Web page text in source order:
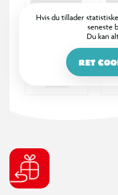
- 1 ark med dekorative
- 1 instruktionshæfte
Hvis du tillader
seneste
Du kan
RET